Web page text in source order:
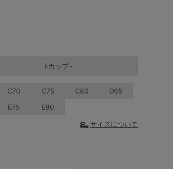
Fカップ～
C70 C75 C80
D65
E75 E80
サイズについて